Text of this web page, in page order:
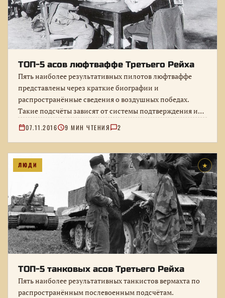
ТОП-5 асов люфтваффе Третьего Рейха
Пять наиболее результативных пилотов люфтваффе
представлены через краткие биографии и
распространённые сведения о воздушных победах.
Такие подсчёты зависят от системы подтверждения и
послевоенных источников, поэтому…
07.11.2016 9 МИН ЧТЕНИЯ 2
ЛЮДИ ★
ТОП-5 танковых асов Третьего Рейха
Пять наиболее результативных танкистов вермахта по
распространённым послевоенным подсчётам.